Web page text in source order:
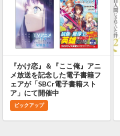
『かけ恋』＆『ここ俺』アニ
メ放送を記念した電子書籍フ
ェアが「SBCr電子書籍スト
ア」にて開催中
ピックアップ